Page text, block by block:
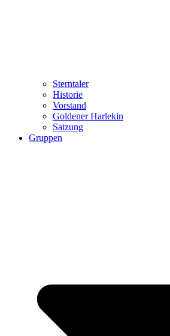
Sterntaler
Historie
Vorstand
Goldener Harlekin
Satzung
Gruppen